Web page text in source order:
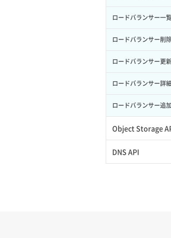
サーバー再構築（OS
サーバー利用状況グ
サーバー利用状況グ
IO）
サーバー利用状況グ
ク）
サーバー削除
サーバー操作（起動
ポート一覧取得
ポート作成（ローカ
用）
ポート作成（追加IP用
ポート削除
ポート更新
ポート詳細取得
ロードバランサー一
ロードバランサー削
ロードバランサー更
ロードバランサー詳
ロードバランサー追加
Object Storage
Web公開
DNS API